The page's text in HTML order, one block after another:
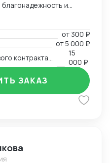
и
отношения.
с китайскими
поставщика и выкупа
на склад покупателя.
и помогаю решить
от 300 ₽
от5 000 ₽
15
000 ₽
ЗАКАЗ